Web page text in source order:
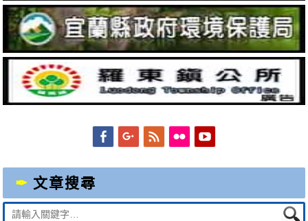
FacebookGoogleplus
Feed Flickr
文章搜尋
Suche